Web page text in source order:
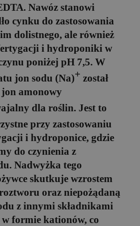
TA. Nawóz stanowi
cynku do zastosowania
dolistnego, ale również
i hydroponiki w
poniżej pH 7,5. W
jon sodu (Na)+ został
amonowy
dla roślin. Jest to
przy zastosowaniu
i hydroponice, gdzie
do czynienia z
Nadwyżka tego
skutkuje wzrostem
oraz niepożądaną
z innymi składnikami
formie kationów, co